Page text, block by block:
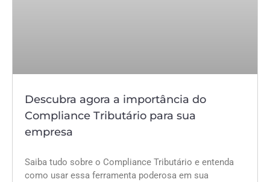
Descubra agora a importância do
Compliance Tributário para sua
empresa
Saiba tudo sobre o Compliance Tributário e entenda
como usar essa ferramenta poderosa em sua